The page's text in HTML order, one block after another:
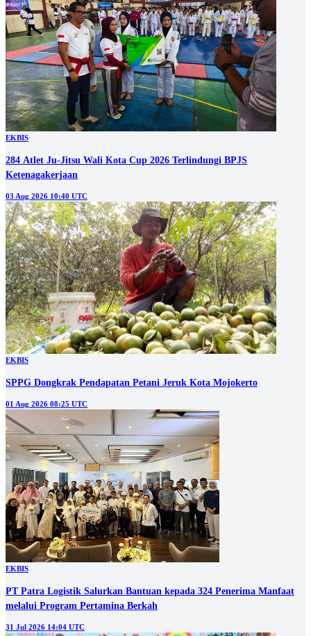
EKBIS
284 Atlet Ju-Jitsu Wali Kota Cup 2026 Terlindungi BPJS
Ketenagakerjaan
03 Aug 2026 10:40 UTC
EKBIS
SPPG Dongkrak Pendapatan Petani Jeruk Kota Mojokerto
01 Aug 2026 08:25 UTC
EKBIS
PT Patra Logistik Salurkan Bantuan kepada 324 Penerima Manfaat
melalui Program Pertamina Berkah
31 Jul 2026 14:04 UTC